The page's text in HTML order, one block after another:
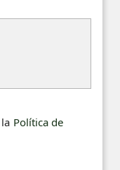
Política de